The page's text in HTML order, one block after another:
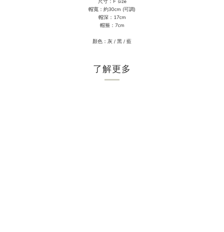
尺寸：F size
帽寬：約30cm (可調)
帽深：17cm
帽簷：7cm
顏色：灰 / 黑 / 藍
了解更多